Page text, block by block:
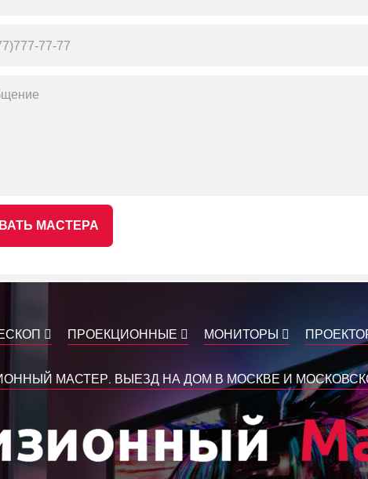
МАСТЕРА
ПРОЕКЦИОННЫЕ МОНИТОРЫ
МАСТЕР. ВЫЕЗД НА ДОМ В МОСКВЕ И